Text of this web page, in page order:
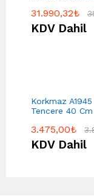
31.990,32₺
KDV Dahil
Korkmaz A1945
Tencere 40 Cm
3.475,00₺
KDV Dahil